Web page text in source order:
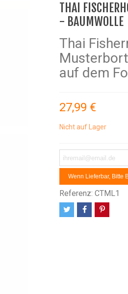
THAI
- BAUMWOLLE
Thai
auf dem
27,99 €
Nicht auf Lager
Wenn Lieferbar, Bitte
Referenz: CTML1